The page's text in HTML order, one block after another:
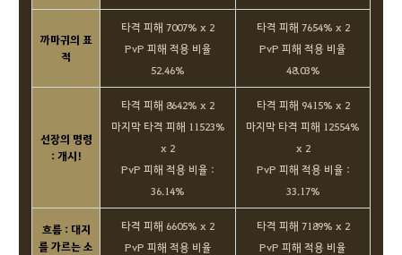
까마귀의 표
적
타격 피해 7007% x 2
PvP 피해 적용 비율
52.46%
타격 피해 7654% x 2
PvP 피해 적용 비율
48.03%
선장의 명령
: 개시!
타격 피해 8642% x 2
마지막 타격 피해 11523%
x 2
PvP 피해 적용 비율 :
36.14%
타격 피해 9415% x 2
마지막 타격 피해 12554%
x 2
PvP 피해 적용 비율 :
33.17%
흐름 : 대지
를 가르는 소
타격 피해 6605% x 2
PvP 피해 적용 비율
타격 피해 7189% x 2
PvP 피해 적용 비율